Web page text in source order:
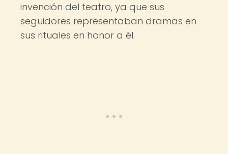
invención del teatro, ya que sus
seguidores representaban dramas en
sus rituales en honor a él.